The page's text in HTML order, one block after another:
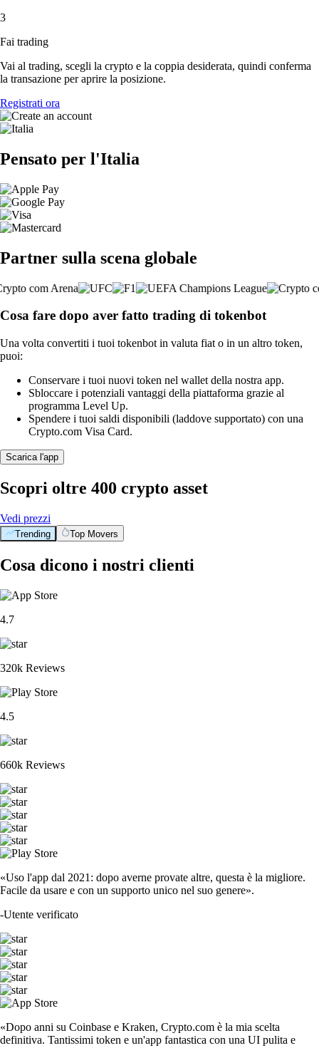
3
Fai trading
Vai al trading, scegli la crypto e la coppia desiderata, quindi conferma
la transazione per aprire la posizione.
Registrati ora
Pensato per l'Italia
Partner sulla scena globale
Cosa fare dopo aver fatto trading di tokenbot
Una volta convertiti i tuoi tokenbot in valuta fiat o in un altro token,
puoi:
Conservare i tuoi nuovi token nel wallet della nostra app.
Sbloccare i potenziali vantaggi della piattaforma grazie al
programma Level Up.
Spendere i tuoi saldi disponibili (laddove supportato) con una
Crypto.com Visa Card.
Scarica l'app
Scopri oltre 400 crypto asset
Vedi prezzi
Trending Top Movers
Cosa dicono i nostri clienti
4.7
320k Reviews
4.5
660k Reviews
«Uso l'app dal 2021: dopo averne provate altre, questa è la migliore.
Facile da usare e con un supporto unico nel suo genere».
-Utente verificato
«Dopo anni su Coinbase e Kraken, Crypto.com è la mia scelta
definitiva. Tantissimi token e un'app fantastica con una UI pulita e